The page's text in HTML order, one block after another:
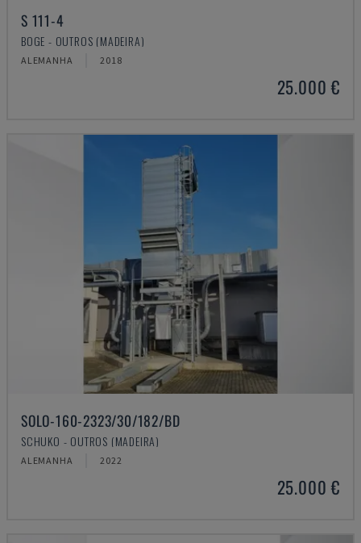
S 111-4
BOGE - OUTROS (MADEIRA)
ALEMANHA 2018
25.000 €
SOLO-160-2323/30/182/BD
SCHUKO - OUTROS (MADEIRA)
ALEMANHA 2022
25.000 €